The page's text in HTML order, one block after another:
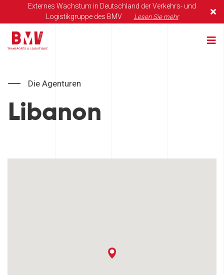
Externes Wachstum in Deutschland der Verkehrs- und
Logistikgruppe des BMV
Lesen Sie mehr
Die Agenturen
Libanon